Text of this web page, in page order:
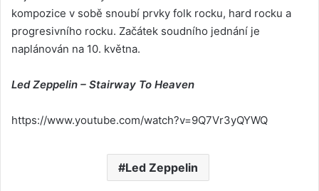
kompozice v sobě snoubí prvky folk rocku, hard rocku a
progresivního rocku. Začátek soudního jednání je
naplánován na 10. května.
Led Zeppelin – Stairway To Heaven
https://www.youtube.com/watch?v=9Q7Vr3yQYWQ
Led Zeppelin